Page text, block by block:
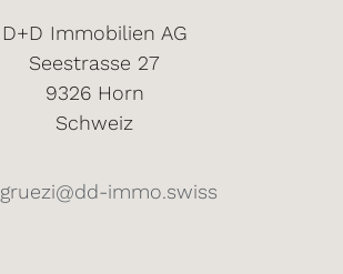
D+D Immobilien AG
Seestrasse 27
9326 Horn
Schweiz
gruezi@dd-immo.swiss